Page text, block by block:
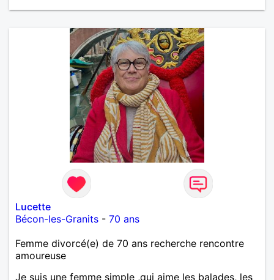
Lucette
Bécon-les-Granits - 70 ans
Femme divorcé(e) de 70 ans recherche rencontre
amoureuse
Je suis une femme simple ,qui aime les balades, les